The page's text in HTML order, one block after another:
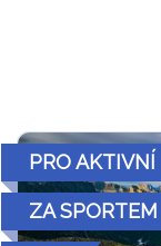
PRO AKTIVNÍ
ZA SPORTEM